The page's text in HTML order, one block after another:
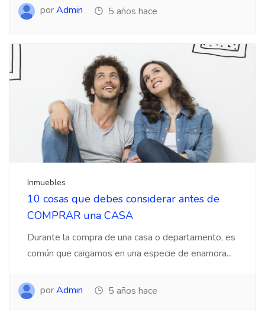
porAdmin 5 años hace
Inmuebles
10 cosas que debes considerar antes de
COMPRAR una CASA
Durante la compra de una casa o departamento, es
común que caigamos en una especie de enamora...
porAdmin 5 años hace